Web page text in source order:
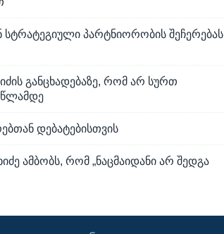
პარტნიორობის შეჩერებას
განცხადებაზე, რომ არ სურთ
წლამდე
დებატებისთვის
ამბობს, რომ „ნაცმაიდანი არ შედგა